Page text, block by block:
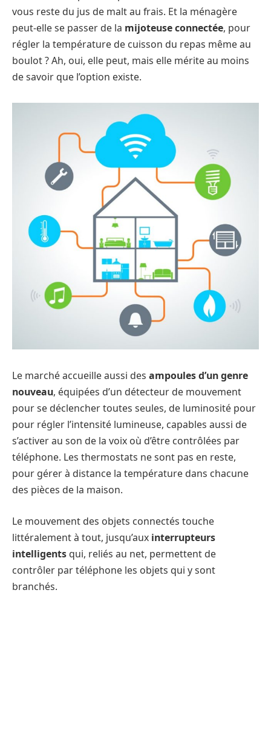
vous reste du jus de malt au frais. Et la ménagère
peut-elle se passer de la mijoteuse connectée, pour
régler la température de cuisson du repas même au
boulot ? Ah, oui, elle peut, mais elle mérite au moins
de savoir que l’option existe.
Le marché accueille aussi des ampoules d’un genre
nouveau, équipées d’un détecteur de mouvement
pour se déclencher toutes seules, de luminosité pour
pour régler l’intensité lumineuse, capables aussi de
s’activer au son de la voix où d’être contrôlées par
téléphone. Les thermostats ne sont pas en reste,
pour gérer à distance la température dans chacune
des pièces de la maison.
Le mouvement des objets connectés touche
littéralement à tout, jusqu’aux interrupteurs
intelligents qui, reliés au net, permettent de
contrôler par téléphone les objets qui y sont
branchés.